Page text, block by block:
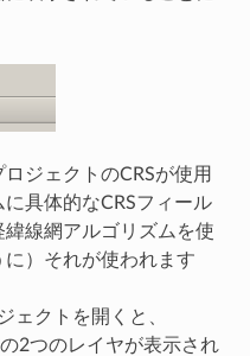
ジェクトのCRSが使用
具体的なCRSフィール
緯線網アルゴリズムを使
）それが使われます
ェクトを開くと、
2つのレイヤが表示され